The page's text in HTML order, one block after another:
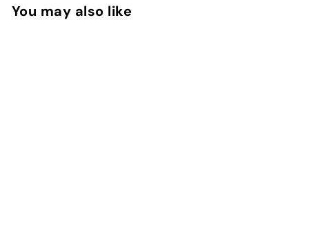
You may also like